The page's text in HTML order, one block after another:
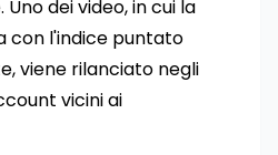
dei video, in cui la
con l'indice puntato
viene rilanciato negli
vicini ai